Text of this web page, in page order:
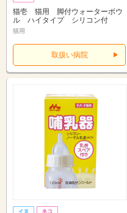
猫壱 猫用 脚付ウォーターボウ
ル ハイタイプ シリコン付
猫用
取扱い病院